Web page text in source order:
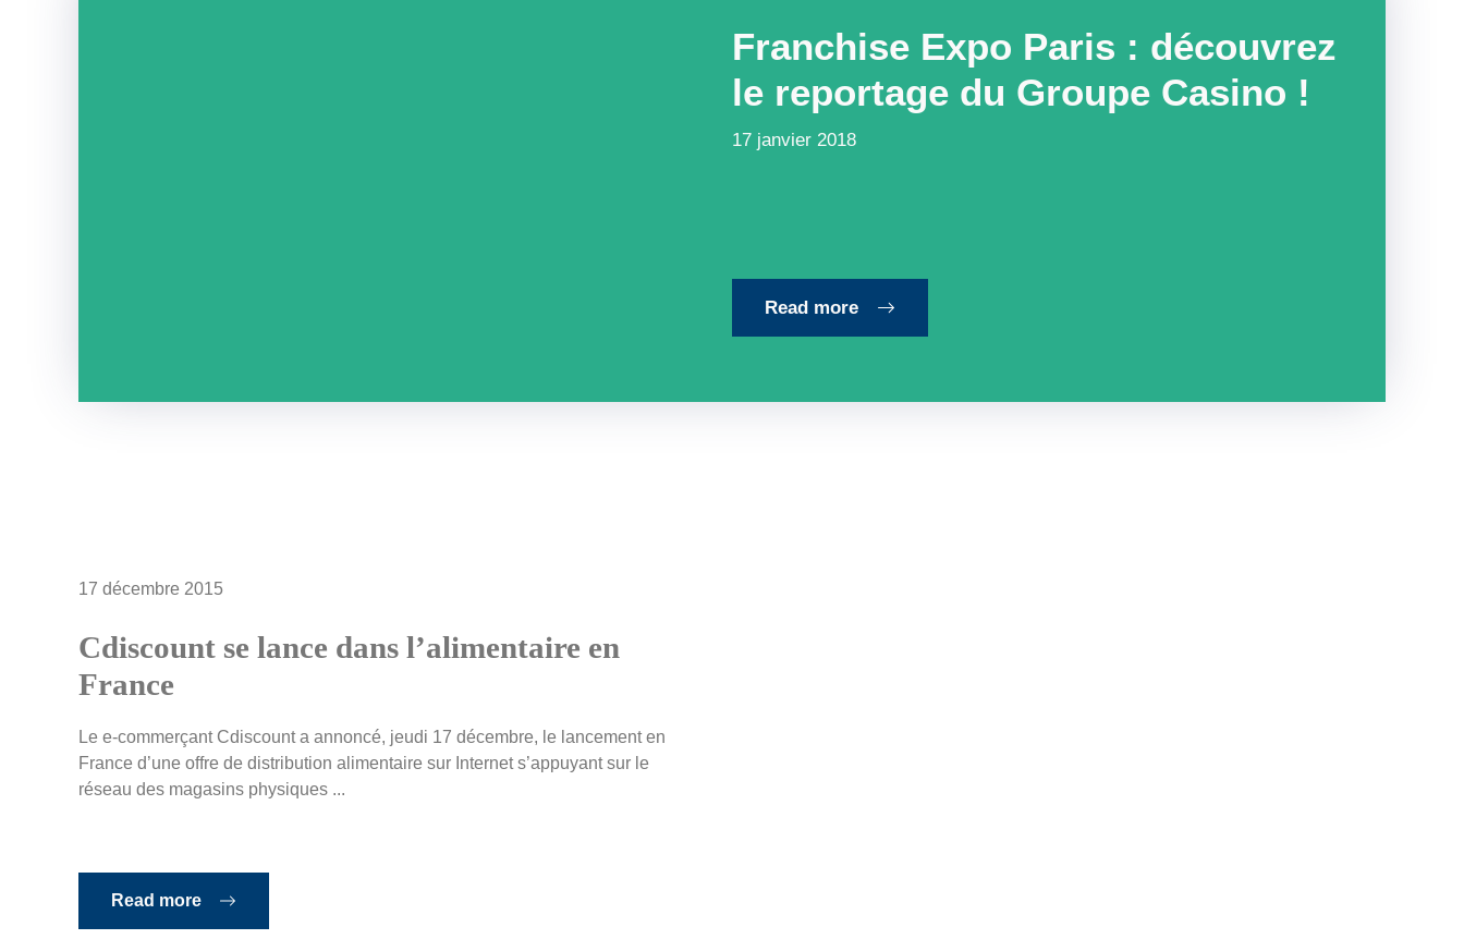
Franchise Expo Paris : découvrez
le reportage du Groupe Casino !
17 janvier 2018
Read more
17 décembre 2015
Cdiscount se lance dans l’alimentaire en
France
Le e-commerçant Cdiscount a annoncé, jeudi 17 décembre, le lancement en
France d’une offre de distribution alimentaire sur Internet s’appuyant sur le
réseau des magasins physiques ...
Read more